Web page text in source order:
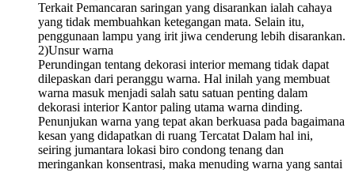
Terkait Pemancaran saringan yang disarankan ialah cahaya
yang tidak membuahkan ketegangan mata. Selain itu,
penggunaan lampu yang irit jiwa cenderung lebih disarankan.
2)Unsur warna
Perundingan tentang dekorasi interior memang tidak dapat
dilepaskan dari peranggu warna. Hal inilah yang membuat
warna masuk menjadi salah satu satuan penting dalam
dekorasi interior Kantor paling utama warna dinding.
Penunjukan warna yang tepat akan berkuasa pada bagaimana
kesan yang didapatkan di ruang Tercatat Dalam hal ini,
seiring jumantara lokasi biro condong tenang dan
meringankan konsentrasi, maka menuding warna yang santai